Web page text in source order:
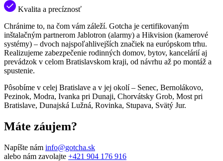
Kvalita a precíznosť
Chránime to, na čom vám záleží. Gotcha je certifikovaným
inštalačným partnerom Jablotron (alarmy) a Hikvision (kamerové
systémy) – dvoch najspoľahlivejších značiek na európskom trhu.
Realizujeme zabezpečenie rodinných domov, bytov, kancelárií aj
prevádzok v celom Bratislavskom kraji, od návrhu až po montáž a
spustenie.
Pôsobíme v celej Bratislave a v jej okolí – Senec, Bernolákovo,
Pezinok, Modra, Ivanka pri Dunaji, Chorvátsky Grob, Most pri
Bratislave, Dunajská Lužná, Rovinka, Stupava, Svätý Jur.
Máte záujem?
Napíšte nám info@gotcha.sk
alebo nám zavolajte +421 904 176 916